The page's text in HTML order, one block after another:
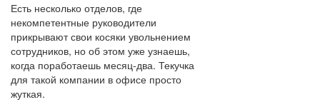
Есть несколько отделов, где
некомпетентные руководители
прикрывают свои косяки увольнением
сотрудников, но об этом уже узнаешь,
когда поработаешь месяц-два. Текучка
для такой компании в офисе просто
жуткая.